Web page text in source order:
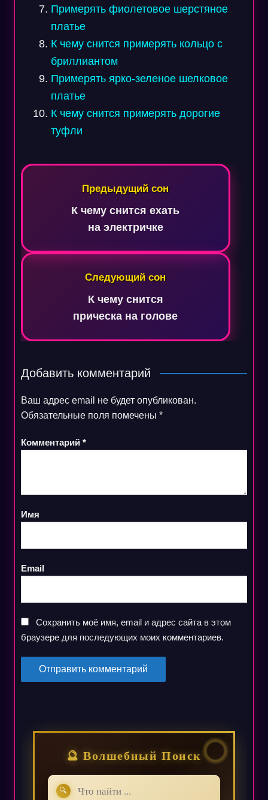
Примерять фиолетовое шерстяное
платье
К чему снится примерять кольцо с
бриллиантом
Примерять ярко-зеленое шелковое
платье
К чему снится примерять дорогие
туфли
Навигация
записям
Предыдущий сон
К чему снится ехать
на электричке
Следующий сон
К чему снится
прическа на голове
Добавить комментарий
Ваш адрес email не будет опубликован.
Обязательные поля помечены *
Комментарий *
Имя
Email
Сохранить моё имя, email и адрес сайта в этом
браузере для последующих моих комментариев.
🔮 Волшебный Поиск
🔍